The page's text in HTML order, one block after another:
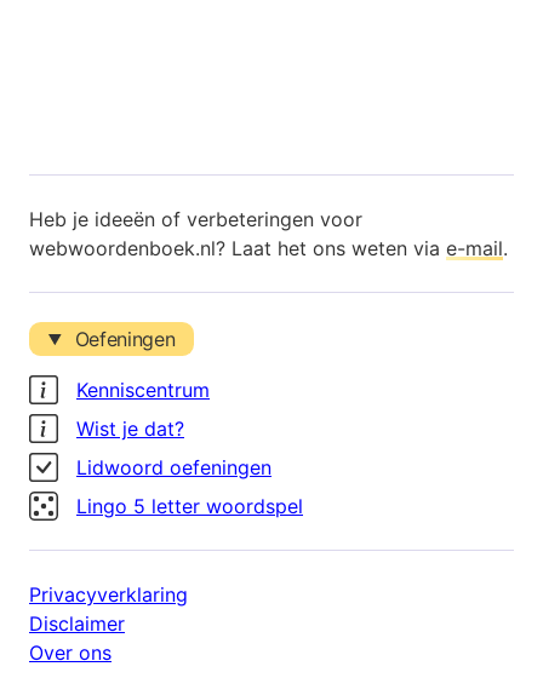
Heb je ideeën of verbeteringen voor
webwoordenboek.nl? Laat het ons weten via e-mail.
Oefeningen
Kenniscentrum
Wist je dat?
Lidwoord oefeningen
Lingo 5 letter woordspel
Privacyverklaring
Disclaimer
Over ons